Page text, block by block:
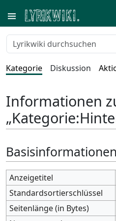
Kategorie Diskussion
Informationen
Basisinformationen
Anzeigetitel
Standardsortierschlüssel
Seitenlänge (in Bytes)